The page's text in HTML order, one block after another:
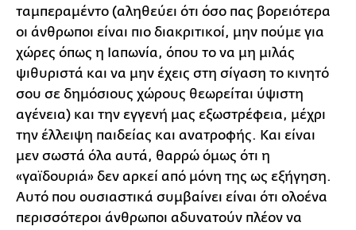
ταμπεραμέντο (αληθεύει ότι όσο πας βορειότερα
οι άνθρωποι είναι πιο διακριτικοί, μην πούμε για
χώρες όπως η Ιαπωνία, όπου το να μη μιλάς
ψιθυριστά και να μην έχεις στη σίγαση το κινητό
σου σε δημόσιους χώρους θεωρείται ύψιστη
αγένεια) και την εγγενή μας εξωστρέφεια, μέχρι
την έλλειψη παιδείας και ανατροφής. Και είναι
μεν σωστά όλα αυτά, θαρρώ όμως ότι η
«γαϊδουριά» δεν αρκεί από μόνη της ως εξήγηση.
Αυτό που ουσιαστικά συμβαίνει είναι ότι ολοένα
περισσότεροι άνθρωποι αδυνατούν πλέον να